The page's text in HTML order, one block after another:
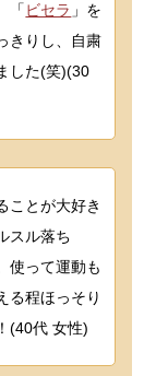
「 ビセラ 」を
きりし、自粛
した(笑)(30
ことが大好き
スル落ち
使って運動も
る程ほっそり
(40代 女性)